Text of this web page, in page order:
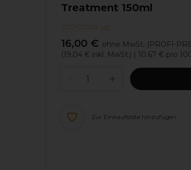
Treatment 150ml
(0)
16,00 € ohne MwSt. (PROFI-
(19,04 € inkl. MwSt.) | 10.67 € pro
Zur Einkaufsliste hinzufügen